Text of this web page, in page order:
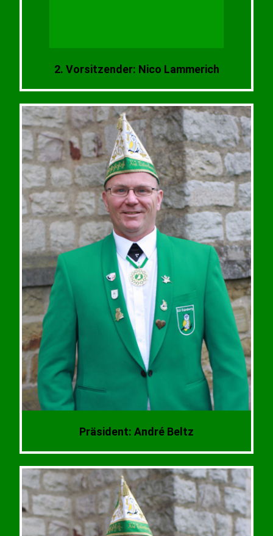
2. Vorsitzender: Nico Lammerich
Präsident: André Beltz